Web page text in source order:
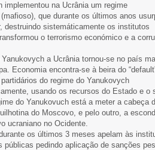
implementou na Ucrânia um regime
que durante os últimos anos
destruindo sistemáticamente os institutos
o terrorismo económico e a
a Ucrânia tornou-se no país
Economia encontra-se à beira do
do regime do Yanukovych
usando os recursos do Estado e o
do Yanukovuch está a meter a cabeça
do Moscovo, e pelo outro, a
ucraniano no Ocidente.
os últimos 3 meses apelam às
públicas pedindo aplicação de sanções